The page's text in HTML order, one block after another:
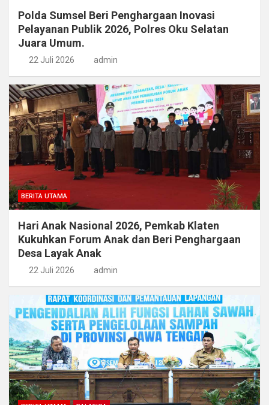
Polda Sumsel Beri Penghargaan Inovasi
Pelayanan Publik 2026, Polres Oku Selatan
Juara Umum.
22 Juli 2026 admin
BERITA UTAMA
Hari Anak Nasional 2026, Pemkab Klaten
Kukuhkan Forum Anak dan Beri Penghargaan
Desa Layak Anak
22 Juli 2026 admin